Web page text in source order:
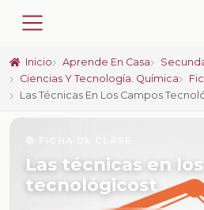
Inicio Aprende En Casa
Ciencias Y Tecnología. Química
Las Técnicas En Los Campos
Las técnicas en
tecnológicost